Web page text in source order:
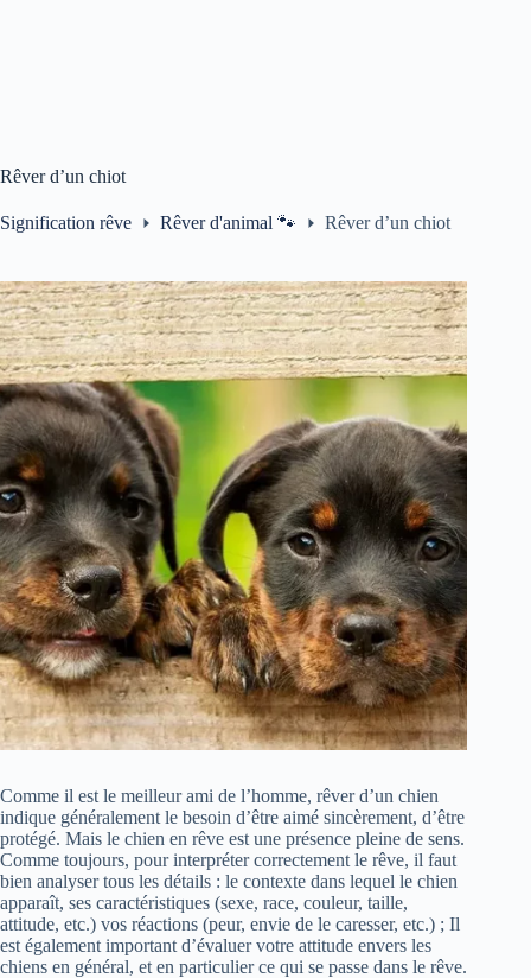
Rêver d’un chiot
Signification rêve Rêver d'animal 🐾 Rêver d’un chiot
Comme il est le meilleur ami de l’homme, rêver d’un chien
indique généralement le besoin d’être aimé sincèrement, d’être
protégé. Mais le chien en rêve est une présence pleine de sens.
Comme toujours, pour interpréter correctement le rêve, il faut
bien analyser tous les détails : le contexte dans lequel le chien
apparaît, ses caractéristiques (sexe, race, couleur, taille,
attitude, etc.) vos réactions (peur, envie de le caresser, etc.) ; Il
est également important d’évaluer votre attitude envers les
chiens en général, et en particulier ce qui se passe dans le rêve.